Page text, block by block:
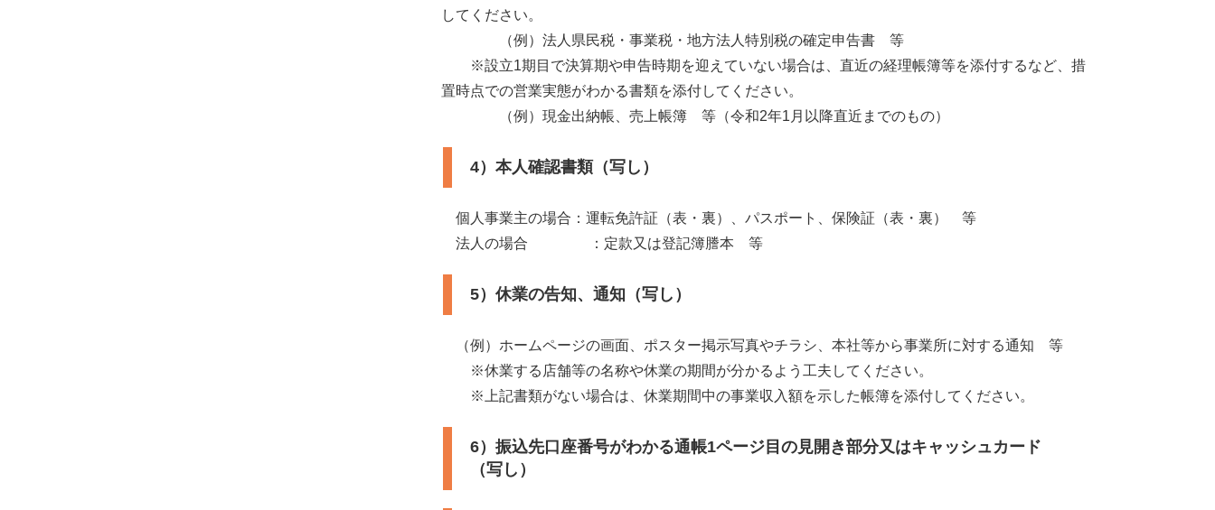
してください。
（例）法人県民税・事業税・地方法人特別税の確定申告書 等
※設立1期目で決算期や申告時期を迎えていない場合は、直近の経理帳簿等を添付するなど、措
置時点での営業実態がわかる書類を添付してください。
（例）現金出納帳、売上帳簿 等（令和2年1月以降直近までのもの）
4）本人確認書類（写し）
個人事業主の場合：運転免許証（表・裏）、パスポート、保険証（表・裏） 等
法人の場合 ：定款又は登記簿謄本 等
5）休業の告知、通知（写し）
（例）ホームページの画面、ポスター掲示写真やチラシ、本社等から事業所に対する通知 等
※休業する店舗等の名称や休業の期間が分かるよう工夫してください。
※上記書類がない場合は、休業期間中の事業収入額を示した帳簿を添付してください。
6）振込先口座番号がわかる通帳1ページ目の見開き部分又はキャッシュカード
（写し）